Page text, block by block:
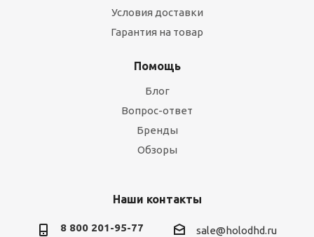
Условия доставки
Гарантия на товар
Помощь
Блог
Вопрос-ответ
Бренды
Обзоры
Наши контакты
8 800 201-95-77 sale@holodhd.ru